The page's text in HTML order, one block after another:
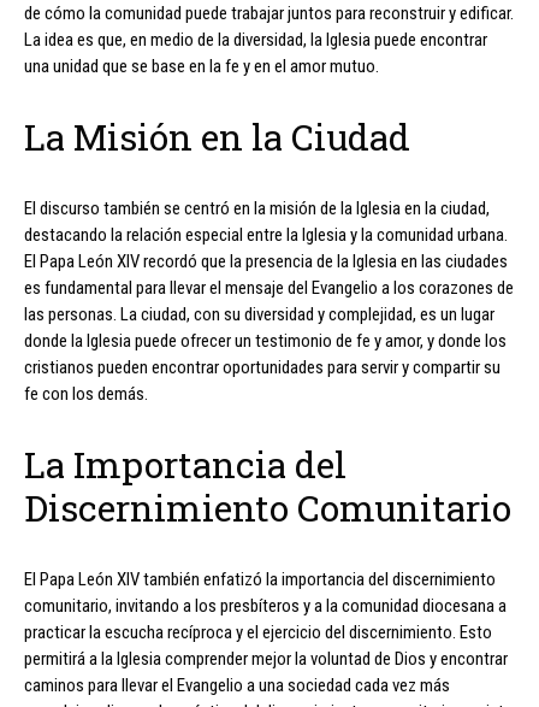
de cómo la comunidad puede trabajar juntos para reconstruir y edificar.
La idea es que, en medio de la diversidad, la Iglesia puede encontrar
una unidad que se base en la fe y en el amor mutuo.
La Misión en la Ciudad
El discurso también se centró en la misión de la Iglesia en la ciudad,
destacando la relación especial entre la Iglesia y la comunidad urbana.
El Papa León XIV recordó que la presencia de la Iglesia en las ciudades
es fundamental para llevar el mensaje del Evangelio a los corazones de
las personas. La ciudad, con su diversidad y complejidad, es un lugar
donde la Iglesia puede ofrecer un testimonio de fe y amor, y donde los
cristianos pueden encontrar oportunidades para servir y compartir su
fe con los demás.
La Importancia del
Discernimiento Comunitario
El Papa León XIV también enfatizó la importancia del discernimiento
comunitario, invitando a los presbíteros y a la comunidad diocesana a
practicar la escucha recíproca y el ejercicio del discernimiento. Esto
permitirá a la Iglesia comprender mejor la voluntad de Dios y encontrar
caminos para llevar el Evangelio a una sociedad cada vez más